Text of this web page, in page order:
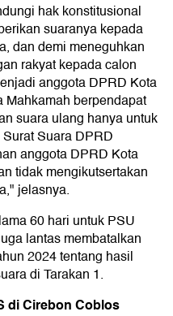
hak konstitusional
suaranya kepada
dan demi meneguhkan
rakyat kepada calon
anggota DPRD Kota
Mahkamah berpendapat
suara ulang hanya untuk
Suara DPRD
anggota DPRD Kota
tidak mengikutsertakan
jelasnya.
60 hari untuk PSU
lantas membatalkan
2024 tentang hasil
di Tarakan 1.
di Cirebon Coblos